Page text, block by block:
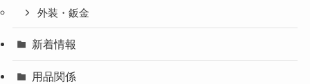
外装・鈑金
新着情報
用品関係